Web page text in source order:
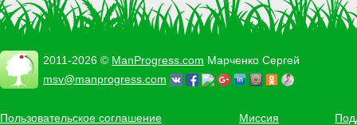
2011-2026 © ManProgress.com Марченко Сергей
msv@manprogress.com
Пользовательское соглашение
Миссия